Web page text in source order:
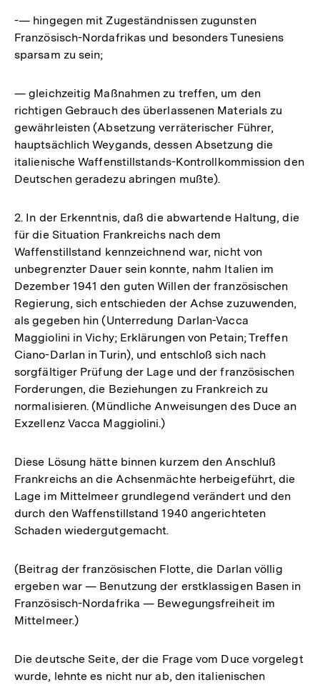
-— hingegen mit Zugeständnissen zugunsten
Französisch-Nordafrikas und besonders Tunesiens
sparsam zu sein;
— gleichzeitig Maßnahmen zu treffen, um den
richtigen Gebrauch des überlassenen Materials zu
gewährleisten (Absetzung verräterischer Führer,
hauptsächlich Weygands, dessen Absetzung die
italienische Waffenstillstands-Kontrollkommission den
Deutschen geradezu abringen mußte).
2. In der Erkenntnis, daß die abwartende Haltung, die
für die Situation Frankreichs nach dem
Waffenstillstand kennzeichnend war, nicht von
unbegrenzter Dauer sein konnte, nahm Italien im
Dezember 1941 den guten Willen der französischen
Regierung, sich entschieden der Achse zuzuwenden,
als gegeben hin (Unterredung Darlan-Vacca
Maggiolini in Vichy; Erklärungen von Petain; Treffen
Ciano-Darlan in Turin), und entschloß sich nach
sorgfältiger Prüfung der Lage und der französischen
Forderungen, die Beziehungen zu Frankreich zu
normalisieren. (Mündliche Anweisungen des Duce an
Exzellenz Vacca Maggiolini.)
Diese Lösung hätte binnen kurzem den Anschluß
Frankreichs an die Achsenmächte herbeigeführt, die
Lage im Mittelmeer grundlegend verändert und den
durch den Waffenstillstand 1940 angerichteten
Schaden wiedergutgemacht.
(Beitrag der französischen Flotte, die Darlan völlig
ergeben war — Benutzung der erstklassigen Basen in
Französisch-Nordafrika — Bewegungsfreiheit im
Mittelmeer.)
Die deutsche Seite, der die Frage vom Duce vorgelegt
wurde, lehnte es nicht nur ab, den italienischen